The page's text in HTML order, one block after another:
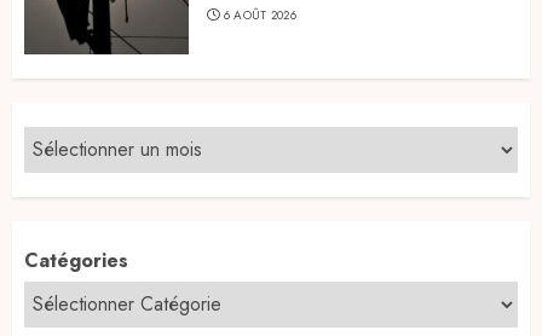
6 AOÛT 2026
Catégories